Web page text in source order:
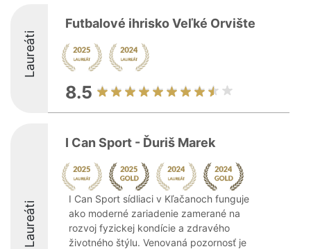
Laureáti
Futbalové ihrisko Veľké Orvište
8.5
Laureáti
I Can Sport - Ďuriš Marek
I Can Sport sídliaci v Kľačanoch funguje
ako moderné zariadenie zamerané na
rozvoj fyzickej kondície a zdravého
životného štýlu. Venovaná pozornosť je